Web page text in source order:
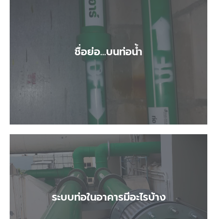
ชื่อย่อ...บนท่อน้ำ
ชื่อย่อ...บนท่อน้ำ
ระบบท่อในอาคารมีอะไรบ้าง
ระบบท่อในอาคารมีอะไรบ้าง